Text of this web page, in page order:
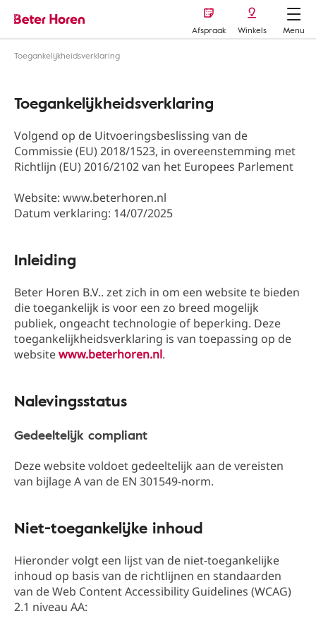
Afspraak Winkels
Menu
Toegankelijkheidsverklaring
Toegankelijkheidsverklaring
Volgend op de Uitvoeringsbeslissing van de
Commissie (EU) 2018/1523, in overeenstemming met
Richtlijn (EU) 2016/2102 van het Europees Parlement
Website: www.beterhoren.nl
Datum verklaring: 14/07/2025
Inleiding
Beter Horen B.V.. zet zich in om een website te bieden
die toegankelijk is voor een zo breed mogelijk
publiek, ongeacht technologie of beperking. Deze
toegankelijkheidsverklaring is van toepassing op de
websitewww.beterhoren.nl.
Nalevingsstatus
Gedeeltelijk compliant
Deze website voldoet gedeeltelijk aan de vereisten
van bijlage A van de EN 301549-norm.
Niet-toegankelijke inhoud
Hieronder volgt een lijst van de niet-toegankelijke
inhoud op basis van de richtlijnen en standaarden
van de Web Content Accessibility Guidelines (WCAG)
2.1 niveau AA: